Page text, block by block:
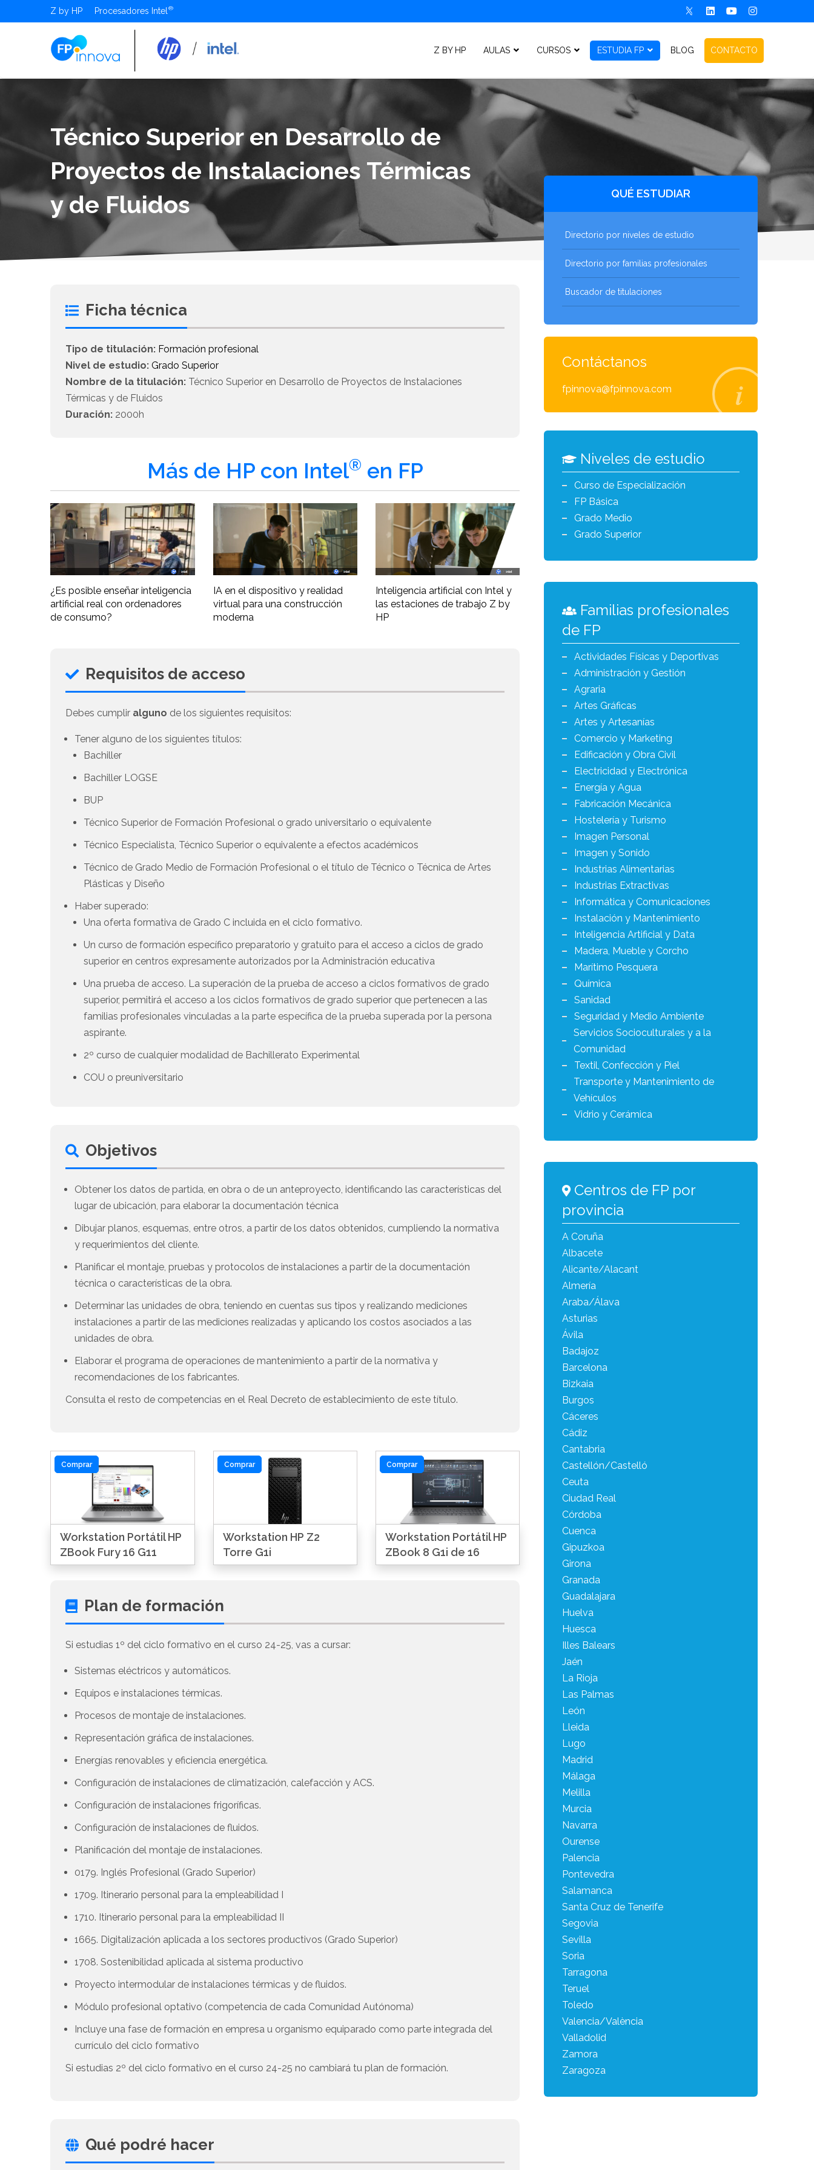
Z by HP Procesadores Intel
Z BY HP AULAS CURSOS ESTUDIA FP BLOG CONTACTO
Técnico Superior en Desarrollo de
Proyectos de Instalaciones Térmicas
y de Fluidos
Ficha técnica
Tipo de titulación: Formación profesional
Nivel de estudio: Grado Superior
Nombre de la titulación: Técnico Superior en Desarrollo de Proyectos de Instalaciones
Térmicas y de Fluidos
Duración: 2000h
Más de HP con Intel® en FP
¿Es posible enseñar inteligencia
artificial real con ordenadores
de consumo?
IA en el dispositivo y realidad
virtual para una construcción
moderna
Inteligencia artificial con Intel y
las estaciones de trabajo Z by
HP
Requisitos de acceso
Debes cumplir alguno de los siguientes requisitos:
Tener alguno de los siguientes títulos:
Bachiller
Bachiller LOGSE
BUP
Técnico Superior de Formación Profesional o grado universitario o equivalente
Técnico Especialista, Técnico Superior o equivalente a efectos académicos
Técnico de Grado Medio de Formación Profesional o el título de Técnico o Técnica de Artes
Plásticas y Diseño
Haber superado:
Una oferta formativa de Grado C incluida en el ciclo formativo.
Un curso de formación específico preparatorio y gratuito para el acceso a ciclos de grado
superior en centros expresamente autorizados por la Administración educativa
Una prueba de acceso. La superación de la prueba de acceso a ciclos formativos de grado
superior, permitirá el acceso a los ciclos formativos de grado superior que pertenecen a las
familias profesionales vinculadas a la parte específica de la prueba superada por la persona
aspirante.
2º curso de cualquier modalidad de Bachillerato Experimental
COU o preuniversitario
Objetivos
Obtener los datos de partida, en obra o de un anteproyecto, identificando las características del
lugar de ubicación, para elaborar la documentación técnica
Dibujar planos, esquemas, entre otros, a partir de los datos obtenidos, cumpliendo la normativa
y requerimientos del cliente.
Planificar el montaje, pruebas y protocolos de instalaciones a partir de la documentación
técnica o características de la obra.
Determinar las unidades de obra, teniendo en cuentas sus tipos y realizando mediciones
instalaciones a partir de las mediciones realizadas y aplicando los costos asociados a las
unidades de obra.
Elaborar el programa de operaciones de mantenimiento a partir de la normativa y
recomendaciones de los fabricantes.
Consulta el resto de competencias en el Real Decreto de establecimiento de este título.
Comprar
Workstation Portátil HP
ZBook Fury 16 G11
Comprar
Workstation HP Z2
Torre G1i
Comprar
Workstation Portátil HP
ZBook 8 G1i de 16
Plan de formación
Si estudias 1º del ciclo formativo en el curso 24-25, vas a cursar:
Sistemas eléctricos y automáticos.
Equipos e instalaciones térmicas.
Procesos de montaje de instalaciones.
Representación gráfica de instalaciones.
Energías renovables y eficiencia energética.
Configuración de instalaciones de climatización, calefacción y ACS.
Configuración de instalaciones frigoríficas.
Configuración de instalaciones de fluidos.
Planificación del montaje de instalaciones.
0179. Inglés Profesional (Grado Superior)
1709. Itinerario personal para la empleabilidad I
1710. Itinerario personal para la empleabilidad II
1665. Digitalización aplicada a los sectores productivos (Grado Superior)
1708. Sostenibilidad aplicada al sistema productivo
Proyecto intermodular de instalaciones térmicas y de fluidos.
Módulo profesional optativo (competencia de cada Comunidad Autónoma)
Incluye una fase de formación en empresa u organismo equiparado como parte integrada del
currículo del ciclo formativo
Si estudias 2º del ciclo formativo en el curso 24-25 no cambiará tu plan de formación.
Qué podré hacer
QUÉ ESTUDIAR
Directorio por niveles de estudio
Directorio por familias profesionales
Buscador de titulaciones
Contáctanos
fpinnova@fpinnova.com
Niveles de estudio
Curso de Especialización
FP Básica
Grado Medio
Grado Superior
Familias profesionales
de FP
Actividades Físicas y Deportivas
Administración y Gestión
Agraria
Artes Gráficas
Artes y Artesanías
Comercio y Marketing
Edificación y Obra Civil
Electricidad y Electrónica
Energía y Agua
Fabricación Mecánica
Hostelería y Turismo
Imagen Personal
Imagen y Sonido
Industrias Alimentarias
Industrias Extractivas
Informática y Comunicaciones
Instalación y Mantenimiento
Inteligencia Artificial y Data
Madera, Mueble y Corcho
Marítimo Pesquera
Química
Sanidad
Seguridad y Medio Ambiente
Servicios Socioculturales y a la
Comunidad
Textil, Confección y Piel
Transporte y Mantenimiento de
Vehículos
Vidrio y Cerámica
Centros de FP por
provincia
A Coruña
Albacete
Alicante/Alacant
Almería
Araba/Álava
Asturias
Ávila
Badajoz
Barcelona
Bizkaia
Burgos
Cáceres
Cádiz
Cantabria
Castellón/Castelló
Ceuta
Ciudad Real
Córdoba
Cuenca
Gipuzkoa
Girona
Granada
Guadalajara
Huelva
Huesca
Illes Balears
Jaén
La Rioja
Las Palmas
León
Lleida
Lugo
Madrid
Málaga
Melilla
Murcia
Navarra
Ourense
Palencia
Pontevedra
Salamanca
Santa Cruz de Tenerife
Segovia
Sevilla
Soria
Tarragona
Teruel
Toledo
Valencia/València
Valladolid
Zamora
Zaragoza